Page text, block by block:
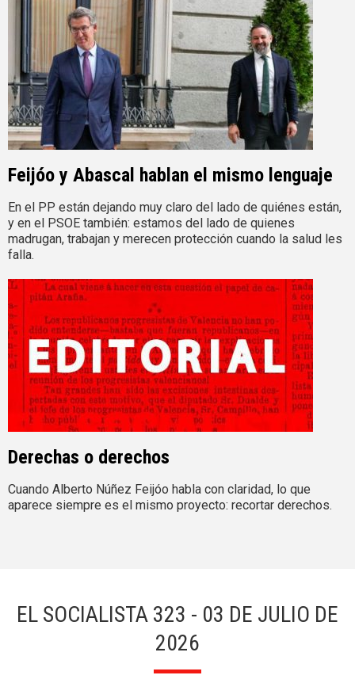
Feijóo y Abascal hablan el mismo lenguaje
En el PP están dejando muy claro del lado de quiénes están,
y en el PSOE también: estamos del lado de quienes
madrugan, trabajan y merecen protección cuando la salud les
falla.
Derechas o derechos
Cuando Alberto Núñez Feijóo habla con claridad, lo que
aparece siempre es el mismo proyecto: recortar derechos.
EL SOCIALISTA 323 - 03 DE JULIO DE
2026